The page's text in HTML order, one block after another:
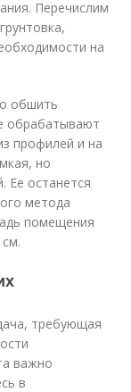
Перечислим
на
обшить
обрабатывают
профилей и на
но
Ее останется
метода
помещения
требующая
важно
в